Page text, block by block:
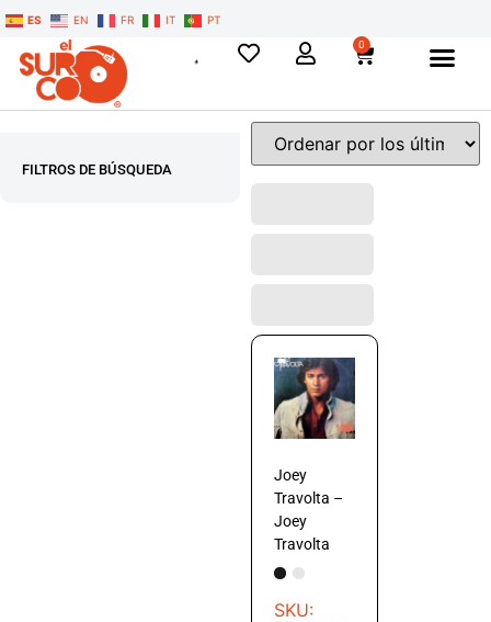
ES EN FR IT PT
0
FILTROS DE BÚSQUEDA
Joey
Travolta –
Joey
Travolta
SKU: